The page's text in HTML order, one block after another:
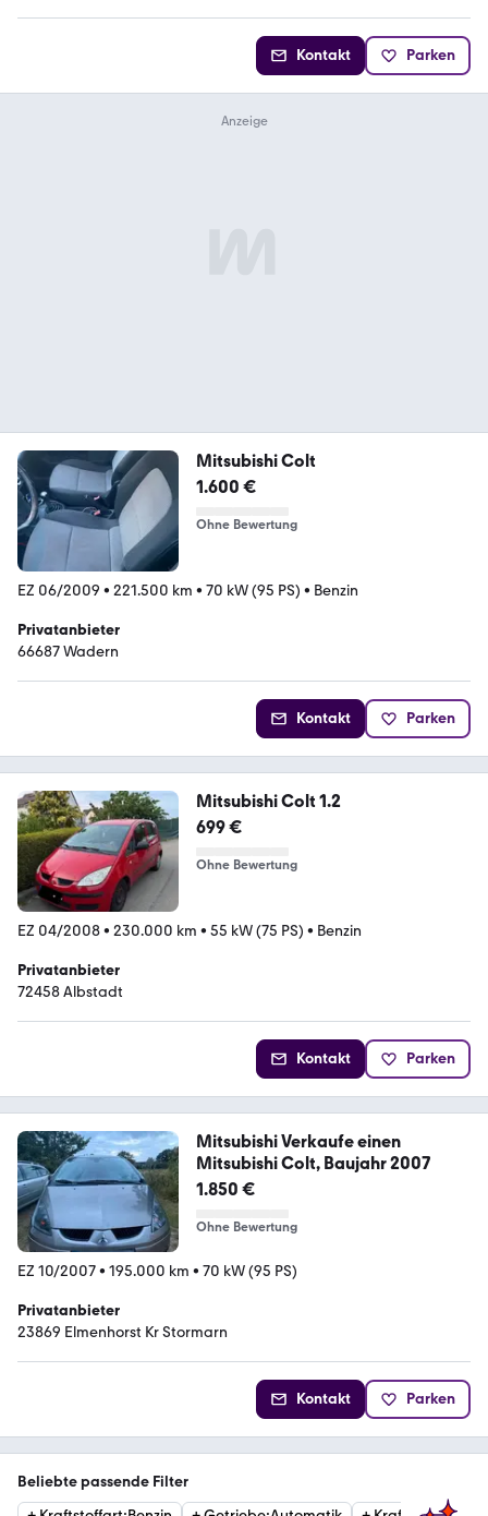
Kontakt Parken
Mitsubishi Colt
1.600 €
Ohne Bewertung
EZ 06/2009 • 221.500 km • 70 kW (95 PS) • Benzin
Privatanbieter
66687 Wadern
Kontakt Parken
Mitsubishi Colt 1.2
699 €
Ohne Bewertung
EZ 04/2008• 230.000 km • 55 kW (75 PS) • Benzin
Privatanbieter
72458 Albstadt
Kontakt Parken
Mitsubishi Verkaufe einen
Mitsubishi Colt, Baujahr 2007
1.850 €
Ohne Bewertung
EZ 10/2007• 195.000 km • 70 kW (95 PS)
Privatanbieter
23869 Elmenhorst Kr Stormarn
Kontakt Parken
Beliebte passende Filter